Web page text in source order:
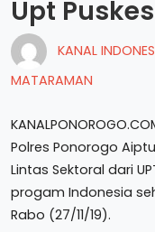
Upt
KANAL
MATARAMAN
Polres Ponorogo
Lintas Sektoral dari
progam Indonesia
Rabo (27/11/19).